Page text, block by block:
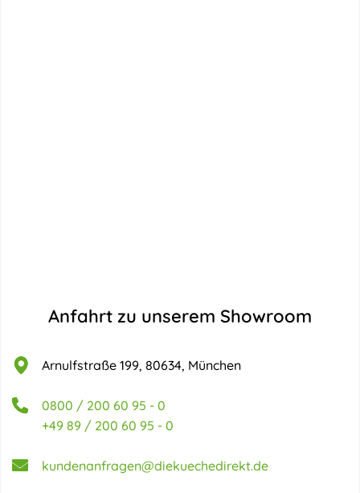
Anfahrt zu unserem Showroom
Arnulfstraße 199, 80634, München
0800 / 200 60 95 - 0
+49 89 / 200 60 95 - 0
kundenanfragen@diekuechedirekt.de